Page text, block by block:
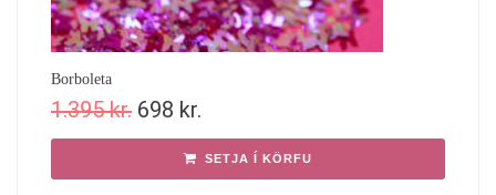
Borboleta
1.395kr. 698 kr.
SETJA Í KÖRFU